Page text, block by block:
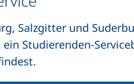
Salzgitter und
Studierenden-